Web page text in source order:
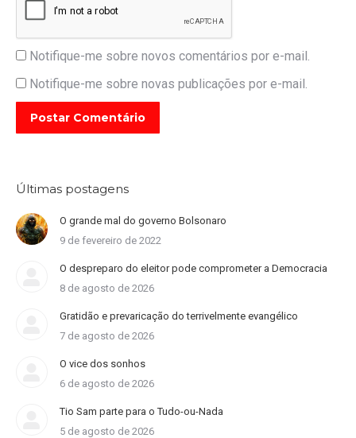
Notifique-me sobre novos comentários por e-mail.
Notifique-me sobre novas publicações por e-mail.
Postar Comentário
Últimas postagens
O grande mal do governo Bolsonaro
9 de fevereiro de 2022
O despreparo do eleitor pode comprometer a Democracia
8 de agosto de 2026
Gratidão e prevaricação do terrivelmente evangélico
7 de agosto de 2026
O vice dos sonhos
6 de agosto de 2026
Tio Sam parte para o Tudo-ou-Nada
5 de agosto de 2026